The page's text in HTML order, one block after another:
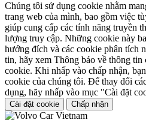
Chúng tôi sử dụng cookie nhằm
trang web của mình, bao gồm việc
giúp cung cấp các tính năng truyền
lượng truy cập. Những cookie này
hướng đích và các cookie phân tích
tin, hãy xem Thông báo về thông tin
cookie. Khi nhấp vào chấp nhận,
cookie của chúng tôi. Để thay đổi
dụng, hãy nhấp vào mục "Cài đặt
Cài đặt cookie Chấp nhận